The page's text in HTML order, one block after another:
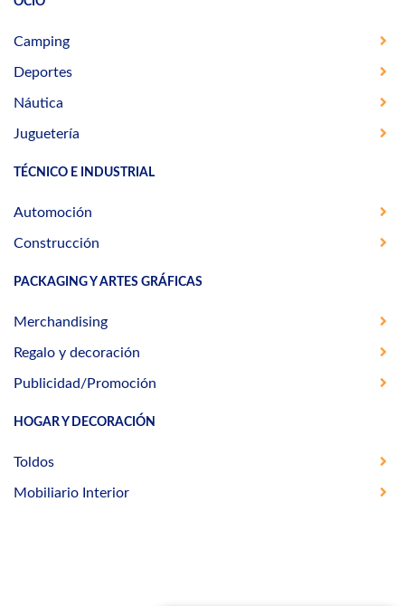
Camping
Deportes
Náutica
Juguetería
TÉCNICO E INDUSTRIAL
Automoción
Construcción
PACKAGING Y ARTES GRÁFICAS
Merchandising
Regalo y decoración
Publicidad/Promoción
HOGAR Y DECORACIÓN
Toldos
Mobiliario Interior